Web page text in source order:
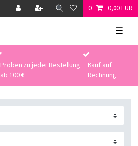
0 0,00 EUR
☰
Proben zu jeder Bestellung
ab 100 €
Kauf auf
Rechnung